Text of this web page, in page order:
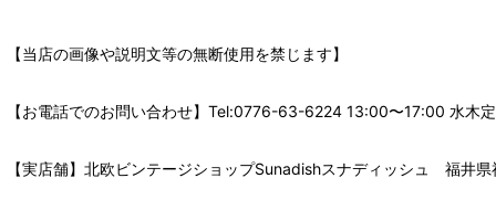
【当店の画像や説明文等の無断使用を禁じます】
【お電話でのお問い合わせ】Tel:0776-63-6224 13:00〜17:00 水木
【実店舗】北欧ビンテージショップSunadishスナディッシュ 福井